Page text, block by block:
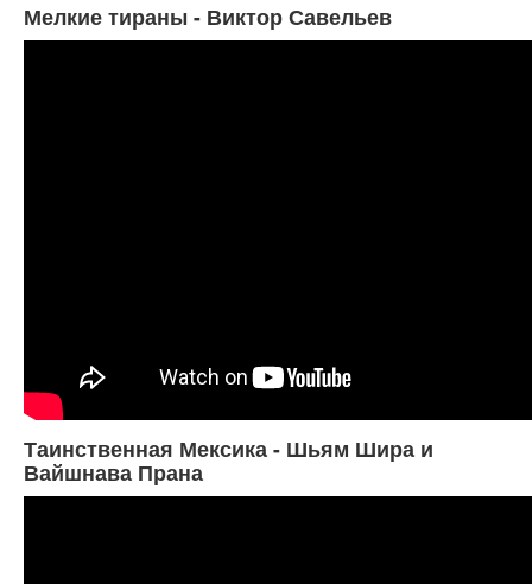
Мелкие тираны - Виктор Савельев
Таинственная Мексика - Шьям Шира и
Вайшнава Прана